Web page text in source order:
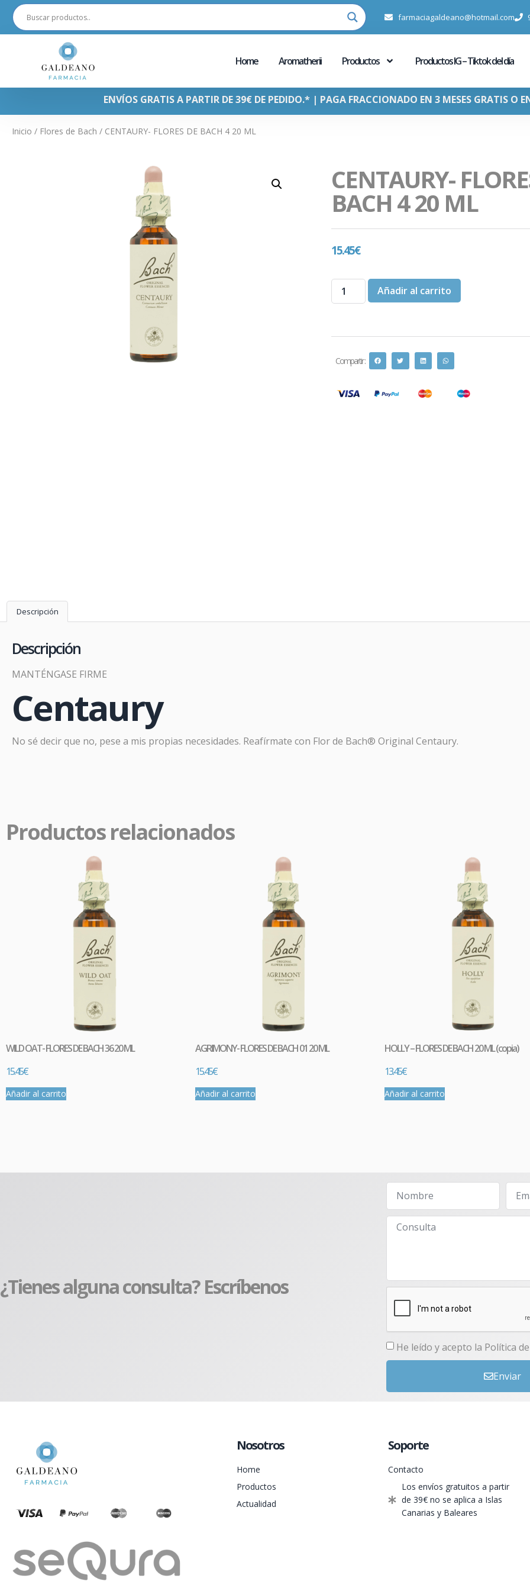
farmaciagaldeano@hotmail.com
Home Aromatherii Productos Productos IG – Tiktok del día
ENVÍOS GRATIS A PARTIR DE 39€ DE PEDIDO.* | PAGA FRACCIONADO EN 3 MESES GRATIS O
Inicio / Flores de Bach / CENTAURY- FLORES DE BACH 4 20 ML
CENTAURY-
BACH 4 20 ML
15.45€
Añadir al carrito
Compartir :
Descripción
Descripción
MANTÉNGASE FIRME
Centaury
No sé decir que no, pese a mis propias necesidades. Reafírmate con Flor de Bach® Original Centaury.
Productos relacionados
WILD OAT- FLORES DE BACH 36 20 ML
15.45€
Añadir al carrito
AGRIMONY- FLORES DE BACH 01 20 ML
15.45€
Añadir al carrito
HOLLY – FLORES DE BACH 20 ML (copia)
13.45€
Añadir al carrito
¿Tienes alguna consulta? Escríbenos
He leído y acepto la Política
Enviar
Nosotros
Home
Productos
Actualidad
Soporte
Contacto
Los envíos gratuitos a partir
de 39€ no se aplica a Islas
Canarias y Baleares
Comprar